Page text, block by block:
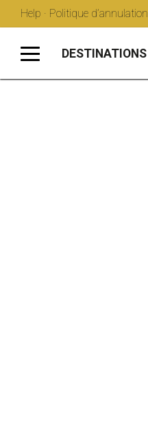
Help · Politique d’annulation
DESTINATIONS